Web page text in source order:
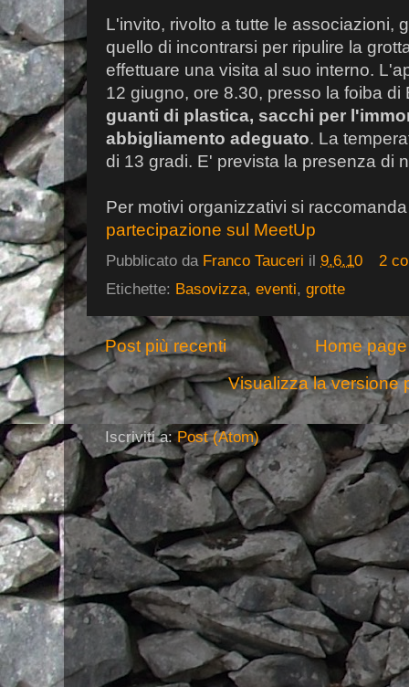
L'invito, rivolto a tutte le associazioni,
quello di incontrarsi per ripulire la
effettuare una visita al suo interno.
12 giugno, ore 8.30, presso la foiba di
guanti di plastica, sacchi per
abbigliamento adeguato. La
di 13 gradi. E' prevista la presenza di
Per motivi organizzativi si
partecipazione sul MeetUp
Pubblicato da Franco Tauceri il 9.6.10
2
Etichette: Basovizza, eventi, grotte
Post più recenti
Home page
Visualizza la versione
Iscriviti a:Post (Atom)